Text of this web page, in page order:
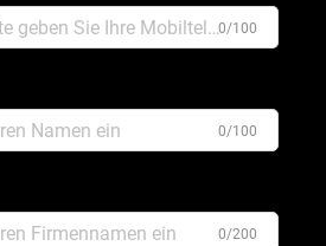
0/100
0/100
0/200